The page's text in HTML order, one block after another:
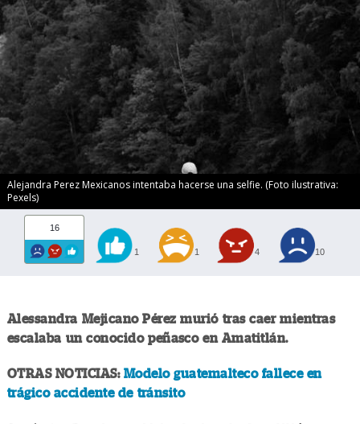
Alejandra Perez Mexicanos intentaba hacerse una selfie. (Foto ilustrativa:
Pexels)
16
1 1 4 10
Alessandra Mejicano Pérez murió tras caer mientras
escalaba un conocido peñasco en Amatitlán.
OTRAS NOTICIAS: Modelo guatemalteco fallece en
trágico accidente de tránsito